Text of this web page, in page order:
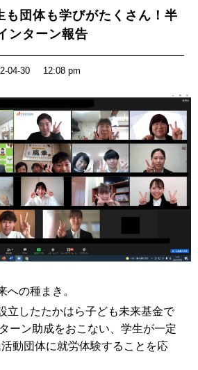
も団体も学びがたくさん！半
ンターン報告
04-30 12:08 pm
への種まき。
立したたかはら子ども未来基金で
ーン助成をおこない、学生が一定
動団体に就労体験することを応